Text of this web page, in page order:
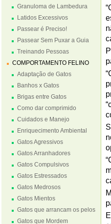
Granuloma de Lambedura
Latidos Excessivos
Passear é Preciso!
Passear Sem Puxar a Guia
Treinando Pessoas
COMPORTAMENTO FELINO
Adaptação de Gatos
Banhos x Gatos
Brigas entre Gatos
Como dar comprimido
Cuidados e Manejo
Enriquecimento Ambiental
Gatos Agressivos
Gatos Arranhadores
Gatos Compulsivos
Gatos Estressados
Gatos Medrosos
Gatos Mientos
Gatos que arrancam os pelos
Gatos que Mordem